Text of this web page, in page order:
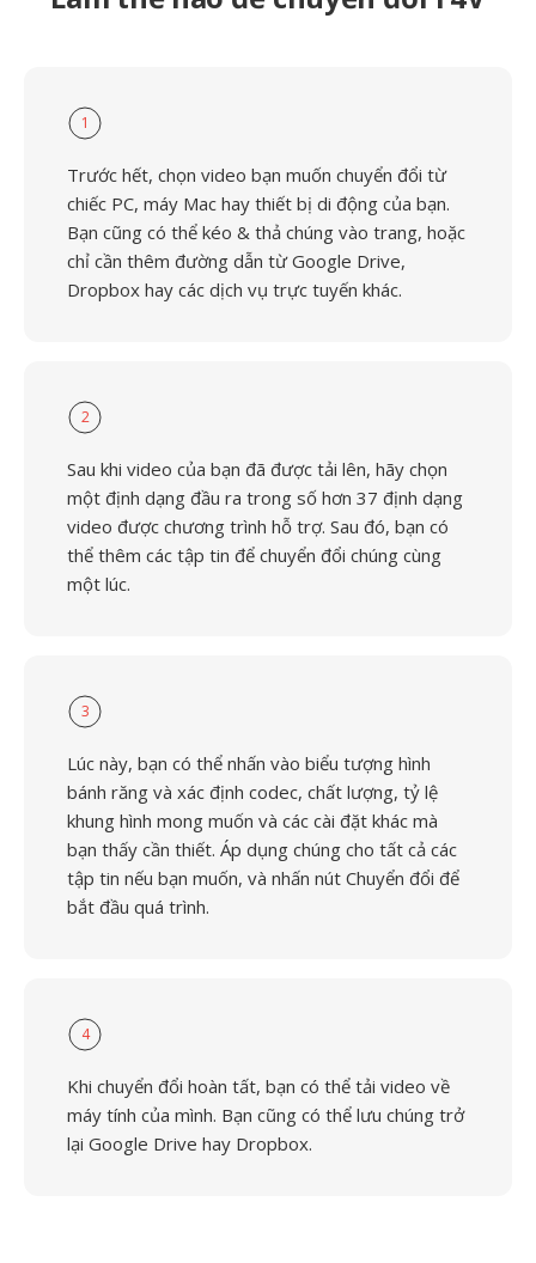
1
Trước hết, chọn video bạn muốn chuyển đổi từ
chiếc PC, máy Mac hay thiết bị di động của bạn.
Bạn cũng có thể kéo & thả chúng vào trang, hoặc
chỉ cần thêm đường dẫn từ Google Drive,
Dropbox hay các dịch vụ trực tuyến khác.
2
Sau khi video của bạn đã được tải lên, hãy chọn
một định dạng đầu ra trong số hơn 37 định dạng
video được chương trình hỗ trợ. Sau đó, bạn có
thể thêm các tập tin để chuyển đổi chúng cùng
một lúc.
3
Lúc này, bạn có thể nhấn vào biểu tượng hình
bánh răng và xác định codec, chất lượng, tỷ lệ
khung hình mong muốn và các cài đặt khác mà
bạn thấy cần thiết. Áp dụng chúng cho tất cả các
tập tin nếu bạn muốn, và nhấn nút Chuyển đổi để
bắt đầu quá trình.
4
Khi chuyển đổi hoàn tất, bạn có thể tải video về
máy tính của mình. Bạn cũng có thể lưu chúng trở
lại Google Drive hay Dropbox.